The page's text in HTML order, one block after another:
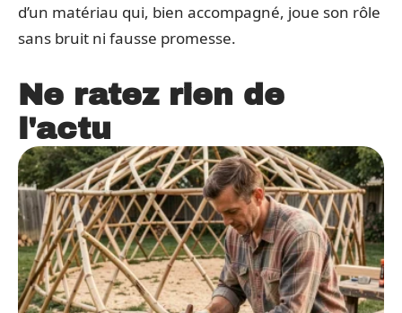
d’un matériau qui, bien accompagné, joue son rôle
sans bruit ni fausse promesse.
Ne ratez rien de
l'actu